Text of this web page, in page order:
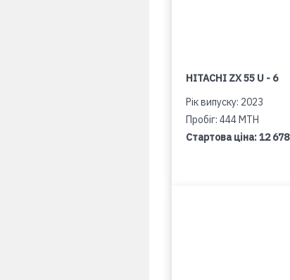
HITACHI ZX 55 U - 6
Рік випуску: 2023
Пробіг: 444 MTH
Стартова ціна:12